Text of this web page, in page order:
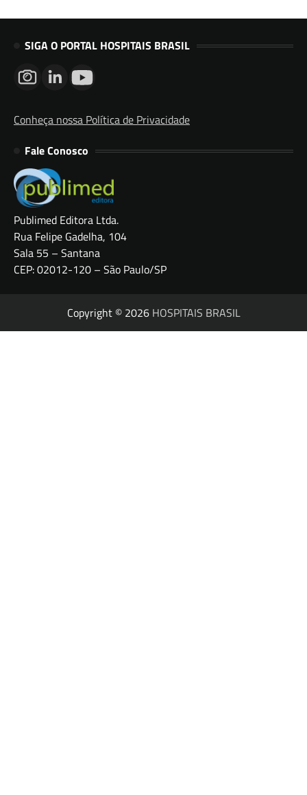
SIGA O PORTAL HOSPITAIS BRASIL
Conheça nossa Política de Privacidade
Fale Conosco
Publimed Editora Ltda.
Rua Felipe Gadelha, 104
Sala 55 – Santana
CEP: 02012-120 – São Paulo/SP
Copyright © 2026 HOSPITAIS BRASIL